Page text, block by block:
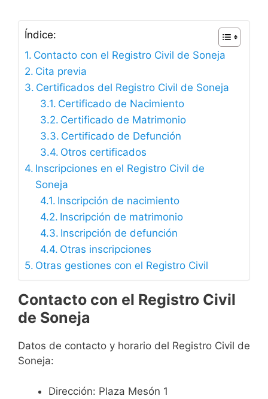
Índice:
Contacto con el Registro Civil de Soneja
Cita previa
Certificados del Registro Civil de Soneja
Certificado de Nacimiento
Certificado de Matrimonio
Certificado de Defunción
Otros certificados
Inscripciones en el Registro Civil de
Soneja
Inscripción de nacimiento
Inscripción de matrimonio
Inscripción de defunción
Otras inscripciones
Otras gestiones con el Registro Civil
Contacto con el Registro Civil
de Soneja
Datos de contacto y horario del Registro Civil de
Soneja:
Dirección: Plaza Mesón 1